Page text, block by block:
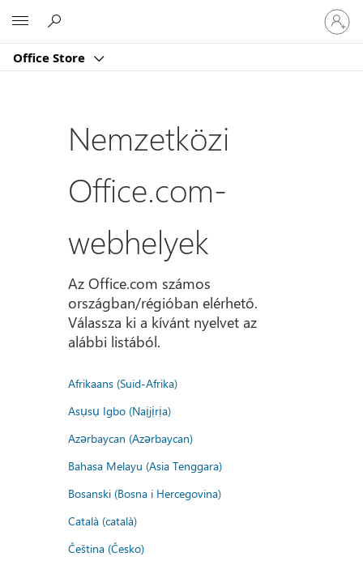
Office Store
be
a
Nemzetközi
Office.com-
webhelyek
Az Office.com számos
országban/régióban elérhető.
Válassza ki a kívánt nyelvet az
alábbi listából.
Afrikaans (Suid-Afrika)
Asụsụ Igbo (Naịjịrịa)
Azərbaycan (Azərbaycan)
Bahasa Melayu (Asia Tenggara)
Bosanski (Bosna i Hercegovina)
Català (català)
Čeština (Česko)